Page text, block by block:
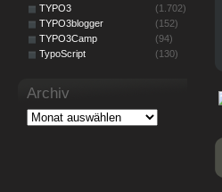
TYPO3
(1.702)
TYPO3blogger
(152)
TYPO3Camp
(94)
TypoScript
(130)
Archiv